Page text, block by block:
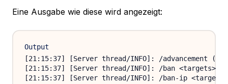
Eine Ausgabe wie diese wird angezeigt:
Output
[21:15:37] [Server thread/INFO]: /advancement
[21:15:37] [Server thread/INFO]: /ban <targets>
[21:15:37] [Server thread/INFO]: /ban-ip <target>